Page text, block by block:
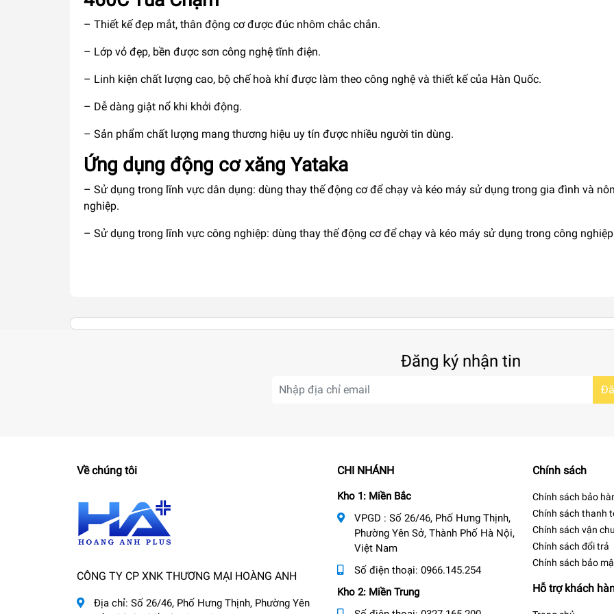
– Thiết kế đẹp mắt, thân động cơ được đúc nhôm chắc chắn.
– Lớp vỏ đẹp, bền được sơn công nghệ tĩnh điện.
– Linh kiện chất lượng cao, bộ chế hoà khí được làm theo công nghệ và thiết kế của Hàn Quốc.
– Dễ dàng giật nổ khi khởi động.
– Sản phẩm chất lượng mang thương hiệu uy tín được nhiều người tin dùng.
Ứng dụng động cơ xăng Yataka
– Sử dụng trong lĩnh vực dân dụng: dùng thay thế động cơ để chạy và kéo máy sử dụng trong gia đình và
nghiệp.
– Sử dụng trong lĩnh vực công nghiệp: dùng thay thế động cơ để chạy và kéo máy sử dụng trong công
Đăng ký nhận tin
Về chúng tôi
CÔNG TY CP XNK THƯƠNG MẠI HOÀNG ANH
Địa chỉ: Số 26/46, Phố Hưng Thịnh, Phường Yên
CHI NHÁNH
Kho 1: Miền Bắc
VPGD : Số 26/46, Phố Hưng Thịnh,
Phường Yên Sở, Thành Phố Hà Nội,
Việt Nam
Số điện thoại: 0966.145.254
Kho 2: Miền Trung
Chính sách
Chính sách bảo
Chính sách thanh
Chính sách vận
Chính sách đổi trả
Chính sách bảo
Hỗ trợ khách